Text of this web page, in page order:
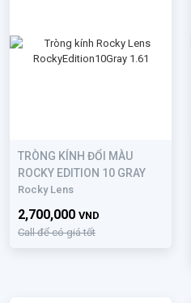
TRÒNG KÍNH ĐỔI MÀU
ROCKY EDITION 10 GRAY
Rocky Lens
Call để có giá tốt
2,700,000 VND